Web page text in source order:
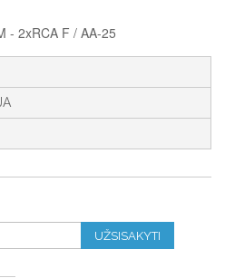
- 2xRCA F / AA-25
UŽSISAKYTI